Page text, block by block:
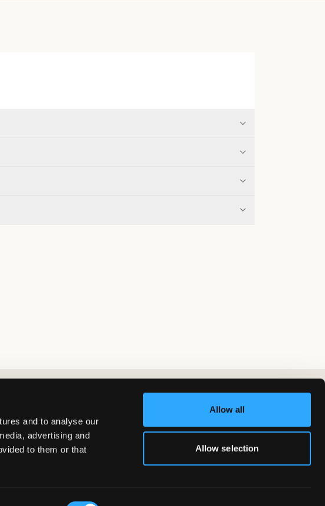
and to analyse our
advertising and
to them or that
Allow all
Allow selection